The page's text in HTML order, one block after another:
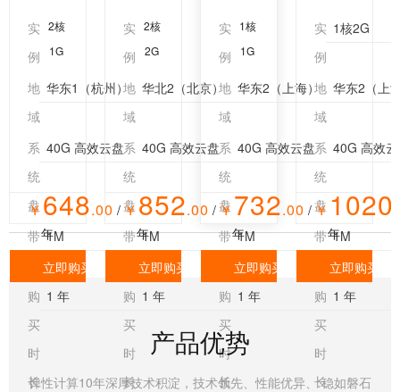
贴！轻
量低负
景，
20%CPU
松覆盖
实
例
2核
1G
地
域
华东1（杭州）
系
统
盘
40G 高效云盘
带 1M
购
买
时
长
1 年
￥648.00 /
年
立即购买
贴！轻
量低负
景，
20%CPU
松覆盖
实
例
2核
2G
地
域
华北2（北京）
系
统
盘
40G 高效云盘
带 1M
购
买
时
长
1 年
￥852.00 /
年
立即购买
价比之
王！个
者建站
必备
实
例
1核
1G
地
域
华东2（上海）
系
统
盘
40G 高效云盘
带 1M
购
买
时
长
1 年
￥732.00 /
年
立即购买
价比之
王！个
者建站
必备
实
例
1核2G
地
域
华东2（上
系
统
盘
40G 高效
带 1M
购
买
时
长
1 年
￥ 1020
年
立即购买
产品优势
弹性计算10年深厚技术积淀，技术领先、性能优异、 稳如磐石